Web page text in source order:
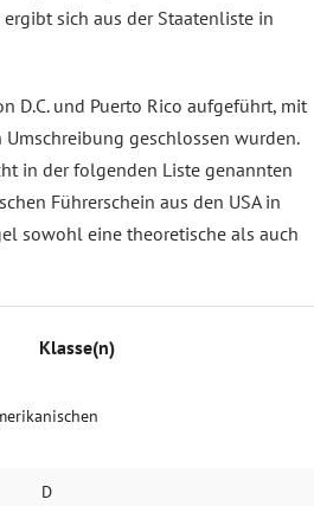
ergibt sich aus der Staatenliste in
D.C. und Puerto Rico aufgeführt, mit
geschlossen wurden.
in der folgenden Liste genannten
Führerschein aus den USA in
sowohl eine theoretische als auch
Klasse(n)
D